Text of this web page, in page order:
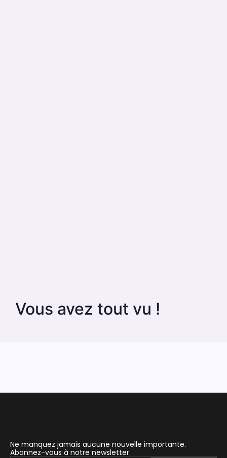
Vous avez tout vu !
Ne manquez jamais aucune nouvelle importante.
Abonnez-vous à notre newsletter.